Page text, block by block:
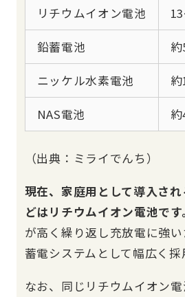
リチウムイオン電池
鉛蓄電池
ニッケル水素電池
NAS電池
（出典：ミライでんち）
現在、家庭用として導入さ
どはリチウムイオン電池です
が高く繰り返し充放電に強
蓄電システムとして幅広く採
なお、同じリチウムイオン